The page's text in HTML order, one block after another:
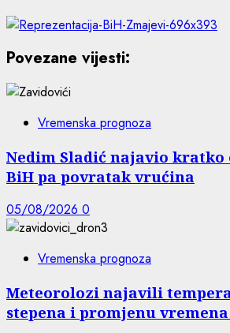
Povezane vijesti:
Vremenska prognoza
Nedim Sladić najavio kratko
BiH pa povratak vrućina
05/08/2026 0
Vremenska prognoza
Meteorolozi najavili
stepena i promjenu